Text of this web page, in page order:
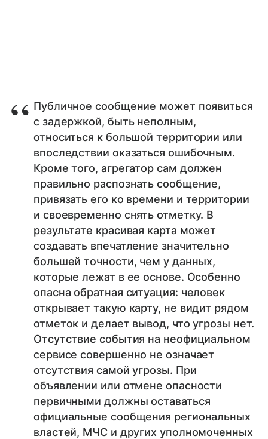
Публичное сообщение может появиться
с задержкой, быть неполным,
относиться к большой территории или
впоследствии оказаться ошибочным.
Кроме того, агрегатор сам должен
правильно распознать сообщение,
привязать его ко времени и территории
и своевременно снять отметку. В
результате красивая карта может
создавать впечатление значительно
большей точности, чем у данных,
которые лежат в ее основе. Особенно
опасна обратная ситуация: человек
открывает такую карту, не видит рядом
отметок и делает вывод, что угрозы нет.
Отсутствие события на неофициальном
сервисе совершенно не означает
отсутствия самой угрозы. При
объявлении или отмене опасности
первичными должны оставаться
официальные сообщения региональных
властей, МЧС и других уполномоченных